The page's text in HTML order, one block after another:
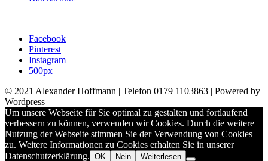
Facebook
Pinterest
Instagram
500px
© 2021 Alexander Hoffmann | Telefon 0179 1103863 | Powered by
Wordpress
Um unsere Webseite für Sie optimal zu gestalten und fortlaufend
verbessern zu können, verwenden wir Cookies. Durch die weitere
Nutzung der Webseite stimmen Sie der Verwendung von Cookies
zu. Weitere Informationen zu Cookies erhalten Sie in unserer
Datenschutzerklärung. OK Nein Weiterlesen